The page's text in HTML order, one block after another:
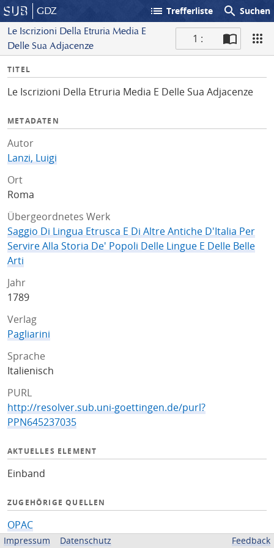
GDZ list Trefferliste search Suchen
Le Iscrizioni Della Etruria Media E
Delle Sua Adjacenze
1 :
I
f
TITEL
Le Iscrizioni Della Etruria Media E Delle Sua Adjacenze
METADATEN
Autor
Lanzi, Luigi
Ort
Roma
Übergeordnetes Werk
Saggio Di Lingua Etrusca E Di Altre Antiche D'Italia Per
Servire Alla Storia De' Popoli Delle Lingue E Delle Belle
Arti
Jahr
1789
Verlag
Pagliarini
Sprache
Italienisch
PURL
http://resolver.sub.uni-goettingen.de/purl?
PPN645237035
AKTUELLES ELEMENT
Einband
ZUGEHÖRIGE QUELLEN
OPAC
Impressum Datenschutz Feedback